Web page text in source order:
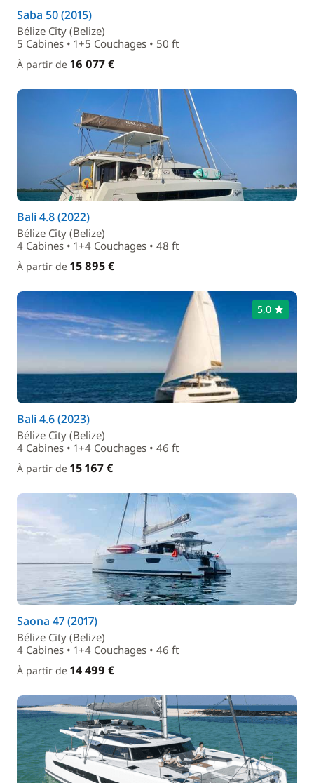
Saba 50 (2015)
Bélize City (Belize)
5 Cabines • 1+5 Couchages • 50 ft
À partir de 16 077 €
Bali 4.8 (2022)
Bélize City (Belize)
4 Cabines • 1+4 Couchages • 48 ft
À partir de 15 895 €
5,0
Bali 4.6 (2023)
Bélize City (Belize)
4 Cabines • 1+4 Couchages • 46 ft
À partir de 15 167 €
Saona 47 (2017)
Bélize City (Belize)
4 Cabines • 1+4 Couchages • 46 ft
À partir de 14 499 €